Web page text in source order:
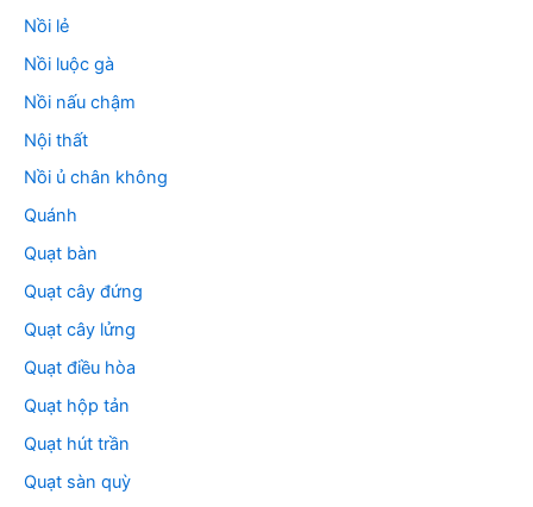
Nồi lẻ
Nồi luộc gà
Nồi nấu chậm
Nội thất
Nồi ủ chân không
Quánh
Quạt bàn
Quạt cây đứng
Quạt cây lửng
Quạt điều hòa
Quạt hộp tản
Quạt hút trần
Quạt sàn quỳ